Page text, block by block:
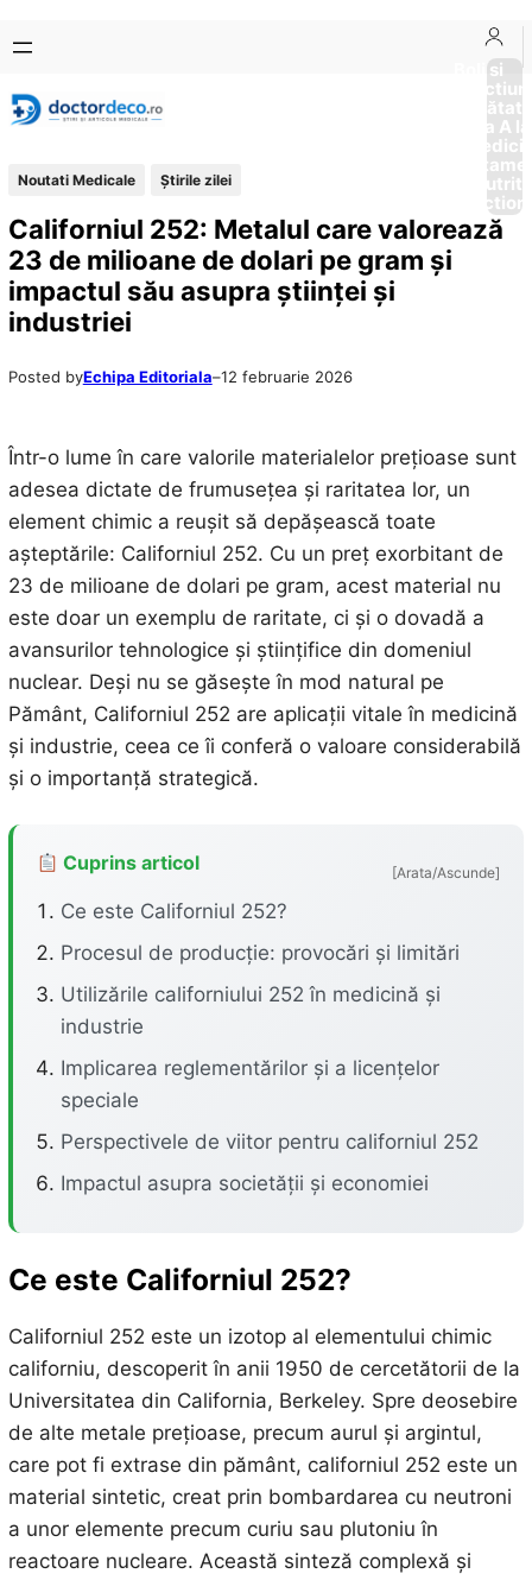
conținut
content
Boli si
Afectiuni
Sănătate
de la A
Noutati Medicale Știrile zilei
Californiul 252: Metalul care valorează
23 de milioane de dolari pe gram și
impactul său asupra științei și
industriei
Posted byEchipa Editoriala–12 februarie 2026
Într-o lume în care valorile materialelor prețioase sunt
adesea dictate de frumusețea și raritatea lor, un
element chimic a reușit să depășească toate
așteptările: Californiul 252. Cu un preț exorbitant de
23 de milioane de dolari pe gram, acest material nu
este doar un exemplu de raritate, ci și o dovadă a
avansurilor tehnologice și științifice din domeniul
nuclear. Deși nu se găsește în mod natural pe
Pământ, Californiul 252 are aplicații vitale în medicină
și industrie, ceea ce îi conferă o valoare considerabilă
și o importanță strategică.
Cuprins articol [Arata/Ascunde]
Ce este Californiul 252?
Procesul de producție: provocări și limitări
Utilizările californiului 252 în medicină și
industrie
Implicarea reglementărilor și a licențelor
speciale
Perspectivele de viitor pentru californiul 252
Impactul asupra societății și economiei
Ce este Californiul 252?
Californiul 252 este un izotop al elementului chimic
californiu, descoperit în anii 1950 de cercetătorii de la
Universitatea din California, Berkeley. Spre deosebire
de alte metale prețioase, precum aurul și argintul,
care pot fi extrase din pământ, californiul 252 este un
material sintetic, creat prin bombardarea cu neutroni
a unor elemente precum curiu sau plutoniu în
reactoare nucleare. Această sinteză complexă și